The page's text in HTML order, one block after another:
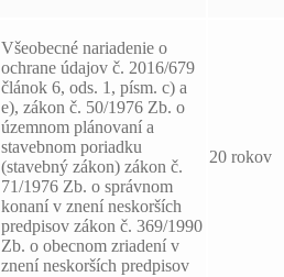
Všeobecné nariadenie o
ochrane údajov č. 2016/679
článok 6, ods. 1, písm. c) a
e), zákon č. 50/1976 Zb. o
územnom plánovaní a
stavebnom poriadku
(stavebný zákon) zákon č.
71/1976 Zb. o správnom
konaní v znení neskorších
predpisov zákon č. 369/1990
Zb. o obecnom zriadení v
znení neskorších predpisov
20 rokov